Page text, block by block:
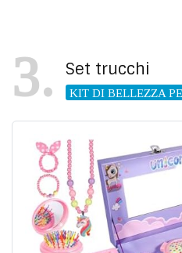
3 Set trucchi
KIT DI BELLEZZA